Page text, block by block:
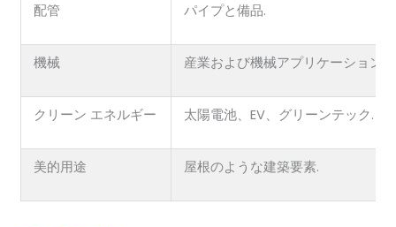
配管 パイプと備品.
機械 産業および機械アプリケーション.
クリーン エネルギー 太陽電池、EV、グリーンテック.
美的用途 屋根のような建築要素.